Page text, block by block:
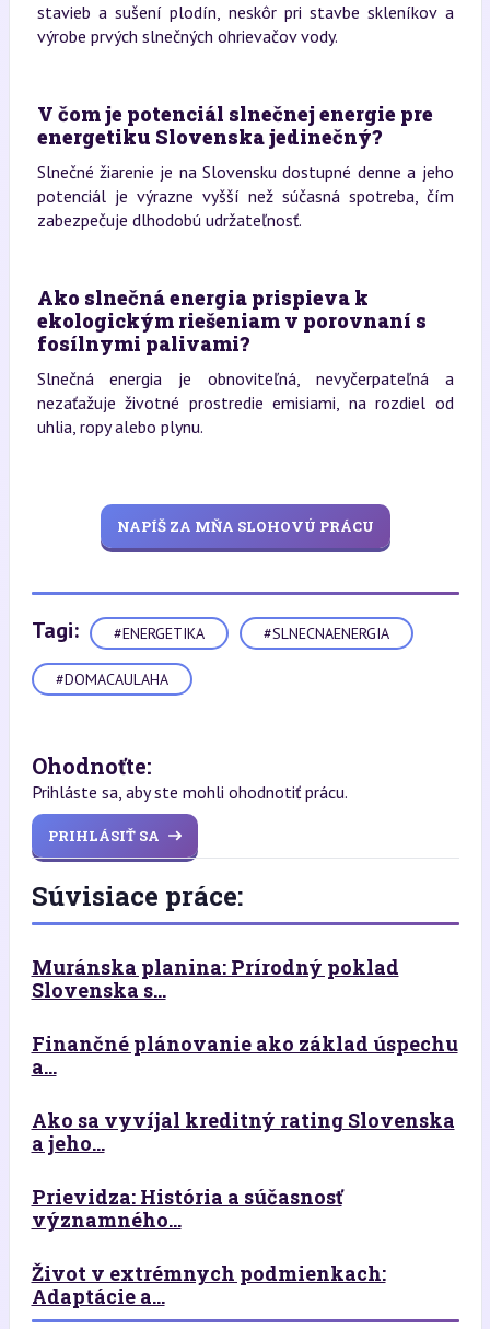
stavieb a sušení plodín, neskôr pri stavbe skleníkov a
výrobe prvých slnečných ohrievačov vody.
V čom je potenciál slnečnej energie pre
energetiku Slovenska jedinečný?
Slnečné žiarenie je na Slovensku dostupné denne a jeho
potenciál je výrazne vyšší než súčasná spotreba, čím
zabezpečuje dlhodobú udržateľnosť.
Ako slnečná energia prispieva k
ekologickým riešeniam v porovnaní s
fosílnymi palivami?
Slnečná energia je obnoviteľná, nevyčerpateľná a
nezaťažuje životné prostredie emisiami, na rozdiel od
uhlia, ropy alebo plynu.
NAPÍŠ ZA MŇA SLOHOVÚ PRÁCU
Tagi: #ENERGETIKA #SLNECNAENERGIA
#DOMACAULAHA
Ohodnoťte:
Prihláste sa, aby ste mohli ohodnotiť prácu.
PRIHLÁSIŤ SA
Súvisiace práce:
Muránska planina: Prírodný poklad
Slovenska s...
Finančné plánovanie ako základ úspechu
a...
Ako sa vyvíjal kreditný rating Slovenska
a jeho...
Prievidza: História a súčasnosť
významného...
Život v extrémnych podmienkach:
Adaptácie a...